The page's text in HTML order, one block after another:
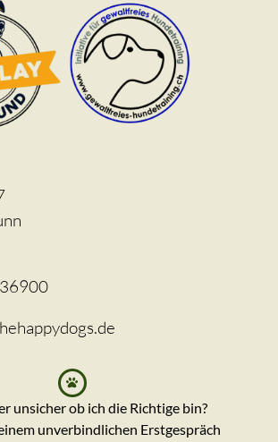
unsicher ob ich die Richtige bin?
unverbindlichen Erstgespräch